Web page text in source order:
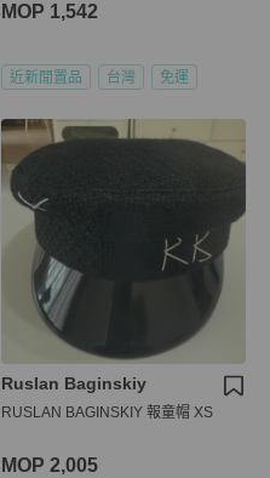
MOP 1,542
近新閒置品 台灣 免運
Ruslan Baginskiy
RUSLAN BAGINSKIY 報童帽 XS
MOP 2,005